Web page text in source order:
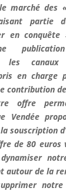
marché des
partie
en
les canaux
en charge
contribution de
offre
Vendée
souscription
de 80 euros
autour de la